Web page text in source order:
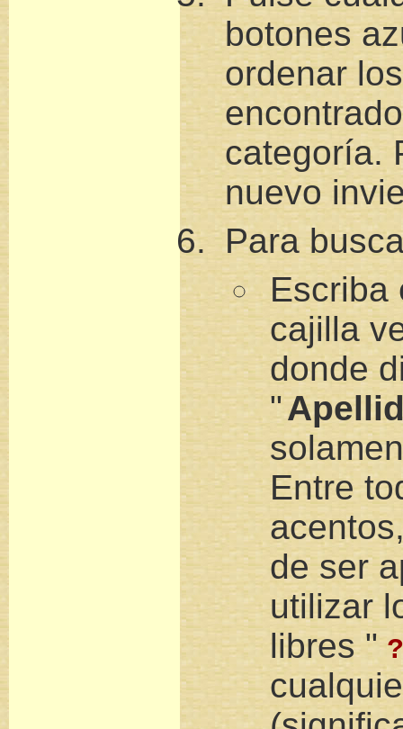
botones
ordenar
categoría.
nuevo
Para
Escriba
cajilla
donde
"
Entre
de ser
utilizar
libres " ?